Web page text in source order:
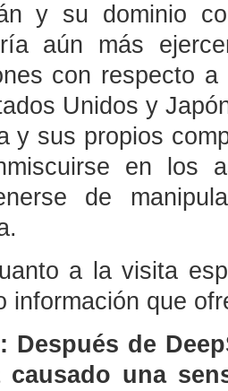
y su dominio
aún más
con respecto
Unidos y
y sus propios
en los
de
a la visita
información que
Después de
una